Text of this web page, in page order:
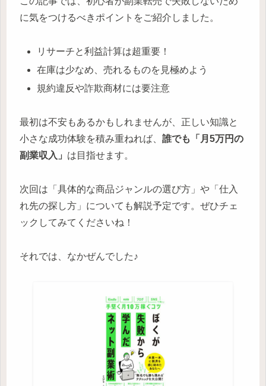
に気をつけるべきポイントをご紹介しました。
リサーチと利益計算は超重要！
在庫は少なめ、売れるものを見極めよう
規約違反や詐欺商材には要注意
最初は不安もあるかもしれませんが、正しい知識と
小さな成功体験を積み重ねれば、 誰でも「月5万円の
副業収入」 は目指せます。
次回は「具体的な商品ジャンルの選び方」や「仕入
れ先の探し方」についても解説予定です。ぜひチェ
ックしてみてくださいね！
それでは、なかぜんでした♪